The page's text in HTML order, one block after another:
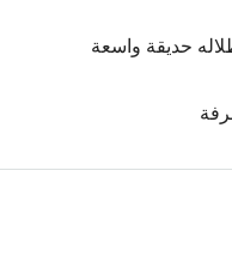
حديقة واسعة